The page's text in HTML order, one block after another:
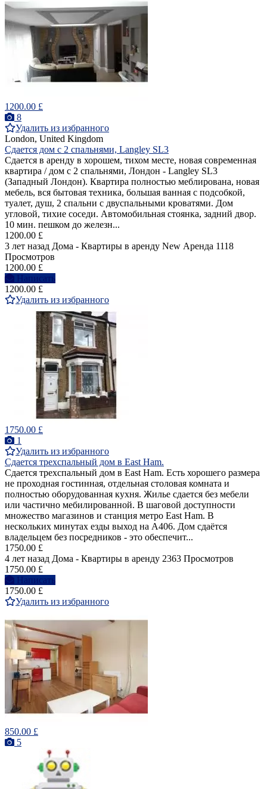
1200.00 £
8
Удалить из избранного
London, United Kingdom
Сдается дом с 2 спальнями, Langley SL3
Сдается в аренду в хорошем, тихом месте, новая современная
квартира / дом с 2 спальнями, Лондон - Langley SL3
(Западный Лондон). Квартира полностью меблирована, новая
мебель, вся бытовая техника, большая ванная с подсобкой,
туалет, душ, 2 спальни с двуспальными кроватями. Дом
угловой, тихие соседи. Автомобильная стоянка, задний двор.
10 мин. пешком до железн...
1200.00 £
3 лет назад Дома - Квартиры в аренду New Аренда 1118
Просмотров
1200.00 £
Написать
1200.00 £
Удалить из избранного
1750.00 £
1
Удалить из избранного
Сдается трехспальный дом в East Ham.
Сдается трехспальный дом в East Ham. Есть хорошего размера
не проходная гостинная, отдельная столовая комната и
полностью оборудованная кухня. Жилье сдается без мебели
или частично мебилированной. В шаговой доступности
множество магазинов и станция метро East Ham. В
нескольких минутах езды выход на A406. Дом сдаётся
владельцем без посредников - это обеспечит...
1750.00 £
4 лет назад Дома - Квартиры в аренду 2363 Просмотров
1750.00 £
Написать
1750.00 £
Удалить из избранного
850.00 £
5